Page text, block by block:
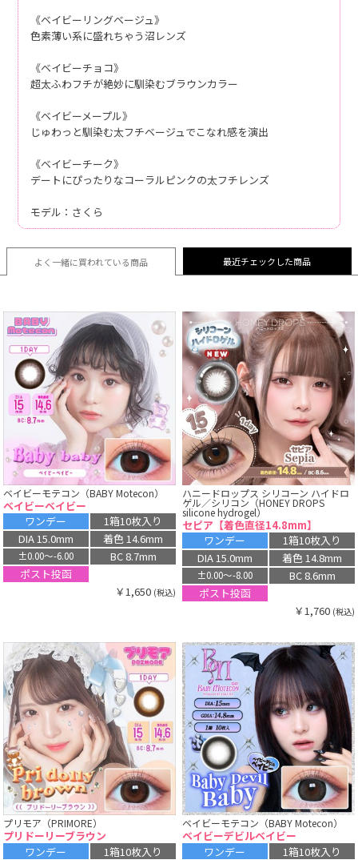
《ベイビーリングベージュ》
色素薄い系に盛れちゃう沼レンズ
《ベイビーチョコ》
超太ふわフチが絶妙に馴染むブラウンカラー
《ベイビーメープル》
じゅわっと馴染む太フチベージュでこなれ感を演出
《ベイビーチーク》
デートにぴったりなコーラルピンクの太フチレンズ
モデル：さくら
よく一緒に買われている商品 最近チェックした商品
ベイビーモテコン（BABY Motecon）
ベイビーベイビー
ワンデー
1箱10枚入り
DIA 15.0mm
着色 14.6mm
±0.00〜-6.00
BC 8.7mm
ポスト投函
￥1,650 (税込)
ハニードロップス シリコーン ハイドロ
ゲル／シリコン（HONEY DROPS
silicone hydrogel）
セピア【着色直径14.8mm】
ワンデー
1箱10枚入り
DIA 15.0mm
着色 14.8mm
±0.00〜-8.00
BC 8.6mm
ポスト投函
￥1,760 (税込)
プリモア（PRIMORE）
プリドーリーブラウン
ワンデー
1箱10枚入り
ベイビーモテコン（BABY Motecon）
ベイビーデビルベイビー
ワンデー
1箱10枚入り